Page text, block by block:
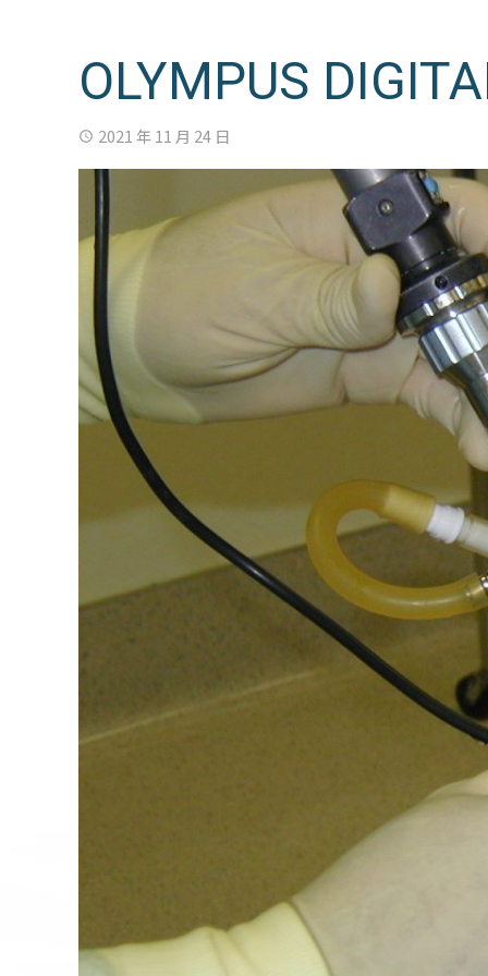
OLYMPUS
access_time 2021 年 11 月 24 日